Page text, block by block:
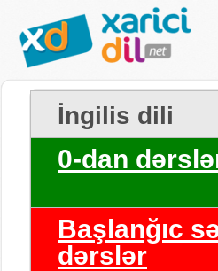
İngilis dili
0-dan
Başlanğıc
dərslər